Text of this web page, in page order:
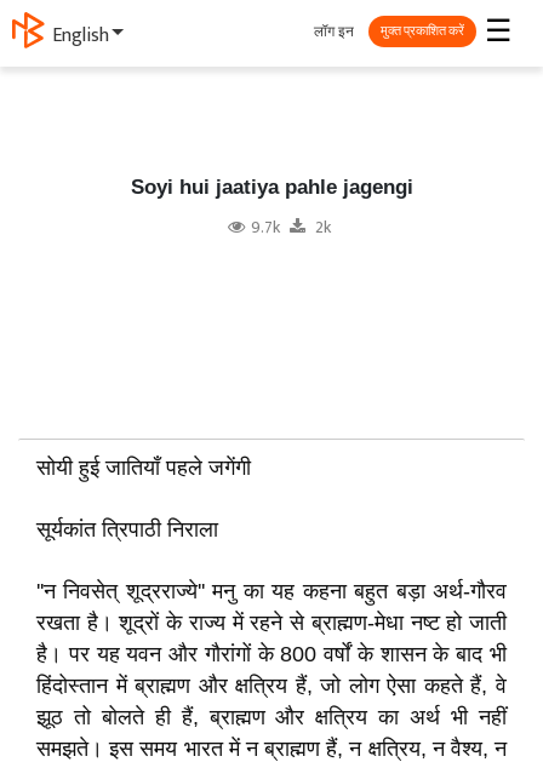
English ☰
लॉग इन मुक्त प्रकाशित करें
Soyi hui jaatiya pahle jagengi
9.7k 2k
सोयी हुई जातियाँ पहले जगेंगी
सूर्यकांत त्रिपाठी निराला
''न निवसेत् शूद्रराज्ये'' मनु का यह कहना बहुत बड़ा अर्थ-गौरव
रखता है। शूद्रों के राज्य में रहने से ब्राह्मण-मेधा नष्ट हो जाती
है। पर यह यवन और गौरांगों के 800 वर्षों के शासन के बाद भी
हिंदोस्तान में ब्राह्मण और क्षत्रिय हैं, जो लोग ऐसा कहते हैं, वे
झूठ तो बोलते ही हैं, ब्राह्मण और क्षत्रिय का अर्थ भी नहीं
समझते। इस समय भारत में न ब्राह्मण हैं, न क्षत्रिय, न वैश्य, न